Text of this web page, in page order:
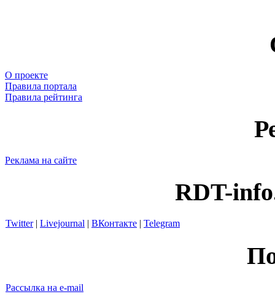
О проекте
Правила портала
Правила рейтинга
Реклама на сайте
RDT-
Twitter| Livejournal | ВКонтакте | Telegram
Рассылка на e-mail